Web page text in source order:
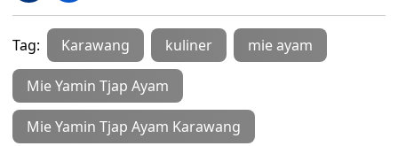
Tag: Karawang kuliner mie ayam
Mie Yamin Tjap Ayam
Mie Yamin Tjap Ayam Karawang